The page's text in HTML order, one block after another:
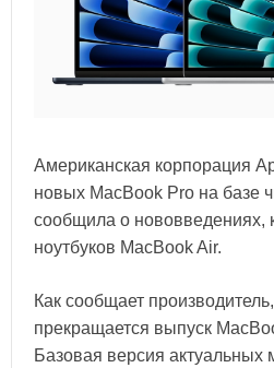
Американская корпорация
новых MacBook Pro на базе
сообщила о нововведениях,
ноутбуков MacBook Air.
Как сообщает
прекращается выпуск
Базовая версия актуальных